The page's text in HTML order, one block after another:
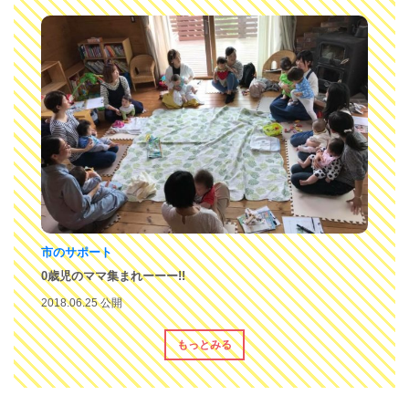
市のサポート
0歳児のママ集まれーーー!!
2018.06.25 公開
もっとみる